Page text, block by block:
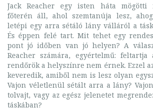
Jack Reacher egy isten háta mögötti
főterén áll, ahol szemtanúja lesz,
letépi egy arra sétáló lány válláról a
És éppen felé tart. Mit tehet egy
pont jó időben van jó helyen? A
Reacher számára, egyértelmű:
rendőrök a helyszínre nem érnek. Ezzel
keveredik, amiből nem is lesz olyan
Vajon véletlenül sétált arra a lány?
tolvajt, vagy az egész jelenetet
táskában?